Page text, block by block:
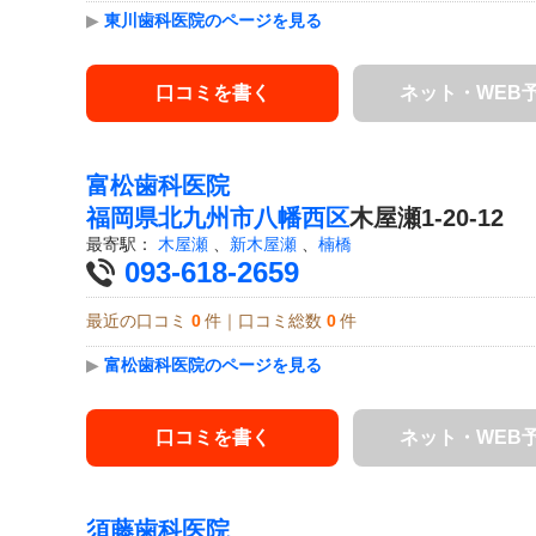
▶ 東川歯科医院のページを見る
口コミを書く ネット・WEB
富松歯科医院
福岡県北九州市八幡西区木屋瀬1-20-12
最寄駅： 木屋瀬 新木屋瀬 楠橋
093-618-2659
最近の口コミ 0 件｜口コミ総数 0 件
▶ 富松歯科医院のページを見る
口コミを書く ネット・WEB
須藤歯科医院